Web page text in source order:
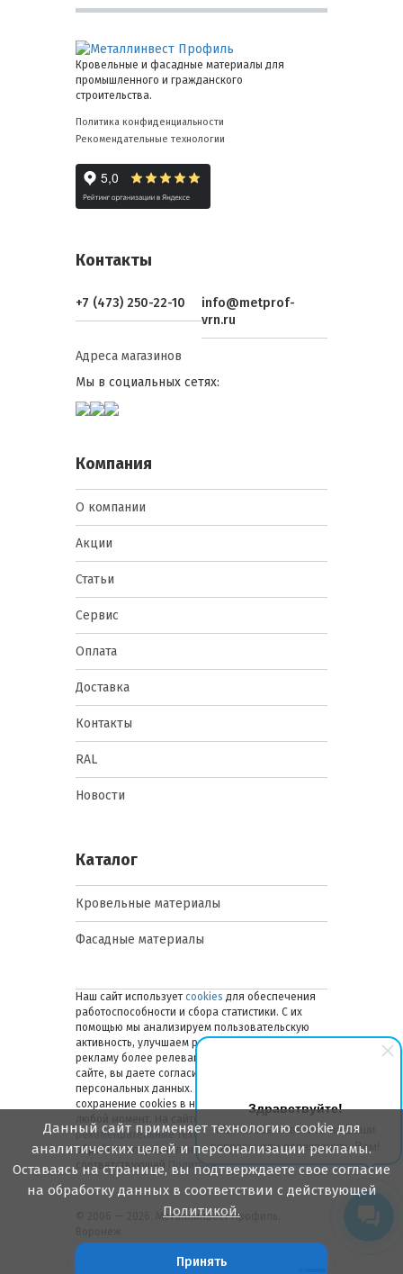
Здравствуйте!
Мы готовы ответить на Ваши
вопросы или перезвонить Вам!
Кровельные и фасадные материалы для
промышленного и гражданского
строительства.
Политика конфиденциальности
Рекомендательные технологии
Контакты
+7 (473) 250-22-10
info@metprof-
vrn.ru
Адреса магазинов
Мы в социальных сетях:
Компания
О компании
Акции
Статьи
Сервис
Оплата
Доставка
Контакты
RAL
Новости
Каталог
Кровельные материалы
Фасадные материалы
Наш сайт использует cookies для обеспечения
работоспособности и сбора статистики. С их
помощью мы анализируем пользовательскую
активность, улучшаем работу сайта и делаем
рекламу более релевантной. Оставаясь на
сайте, вы даете согласие на обработку ваших
персональных данных. Вы можете отключить
сохранение cookies в настройках браузера в
любой момент. На сайте также применяются
рекомендательные технологии. Подробнее об
обработке персональных данных — в
соответствующей
Политике.
© 2006 — 2026. Металлинвест Профиль.
Данный сайт применяет технологию cookie для
аналитических целей и персонализации рекламы.
Оставаясь на странице, вы подтверждаете свое согласие
на обработку данных в соответствии с действующей
Политикой.
Принять